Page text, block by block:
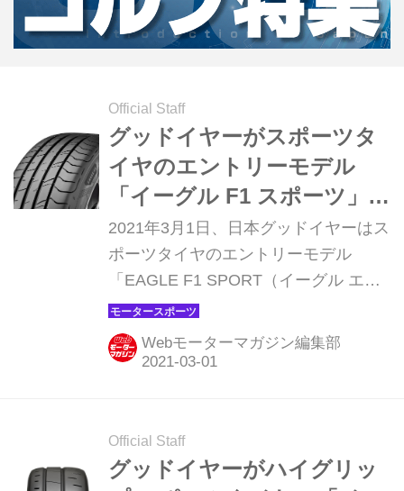
Official Staff
グッドイヤーがスポーツタ
イヤのエントリーモデル
「イーグル F1 スポーツ」を
発売
2021年3月1日、日本グッドイヤーはス
ポーツタイヤのエントリーモデル
「EAGLE F1 SPORT（イーグル エフ
ワン スポーツ）」を4月5日より発売す
ると発表した。
Webモーターマガジン編集部
Official Staff
グッドイヤーがハイグリッ